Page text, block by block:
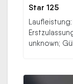
Star 125
unknown;